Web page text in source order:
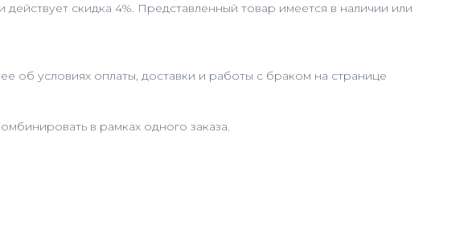
скидка 4%. Представленный товар имеется в наличии или
об условиях оплаты, доставки и работы с браком на странице
в рамках одного заказа.